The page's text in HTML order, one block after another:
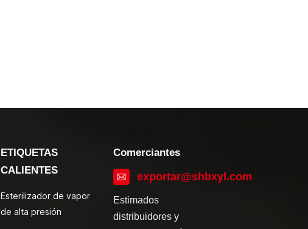
ETIQUETAS
CALIENTES
Esterilizador de vapor
de alta presión
Comerciantes
exportar@shbxyl.com
Estimados
distribuidores y